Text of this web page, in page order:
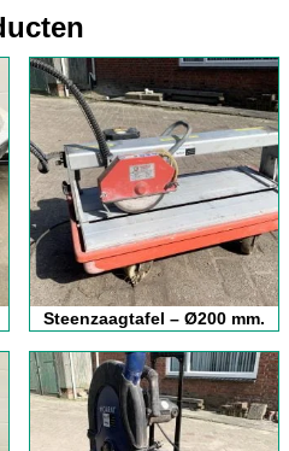
Steenzaagtafel – Ø200 mm.